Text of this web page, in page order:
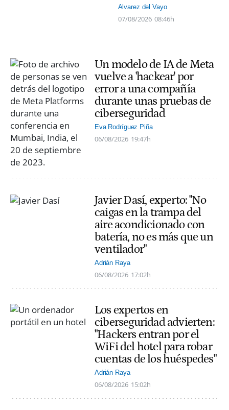
Alvarez del Vayo
07/08/2026 08:46h
Un modelo de IA de Meta
vuelve a 'hackear' por
error a una compañía
durante unas pruebas de
ciberseguridad
Eva Rodríguez Piña
06/08/2026 19:47h
Javier Dasí, experto: "No
caigas en la trampa del
aire acondicionado con
batería, no es más que un
ventilador"
Adrián Raya
06/08/2026 17:02h
Los expertos en
ciberseguridad advierten:
"Hackers entran por el
WiFi del hotel para robar
cuentas de los huéspedes"
Adrián Raya
06/08/2026 15:02h